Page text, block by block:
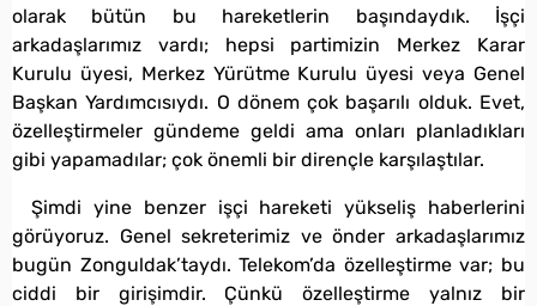
olarak bütün bu hareketlerin başındaydık. İşçi
arkadaşlarımız vardı; hepsi partimizin Merkez Karar
Kurulu üyesi, Merkez Yürütme Kurulu üyesi veya Genel
Başkan Yardımcısıydı. O dönem çok başarılı olduk. Evet,
özelleştirmeler gündeme geldi ama onları planladıkları
gibi yapamadılar; çok önemli bir dirençle karşılaştılar.
Şimdi yine benzer işçi hareketi yükseliş haberlerini
görüyoruz. Genel sekreterimiz ve önder arkadaşlarımız
bugün Zonguldak’taydı. Telekom’da özelleştirme var; bu
ciddi bir girişimdir. Çünkü özelleştirme yalnız bir